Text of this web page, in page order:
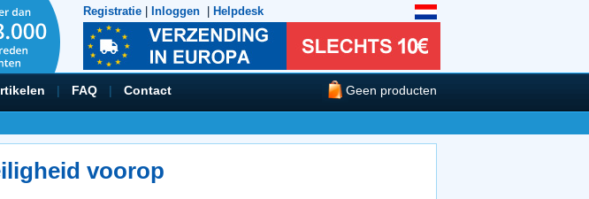
Registratie Inloggen Helpdesk
| FAQ | Contact Geen producten
voorop